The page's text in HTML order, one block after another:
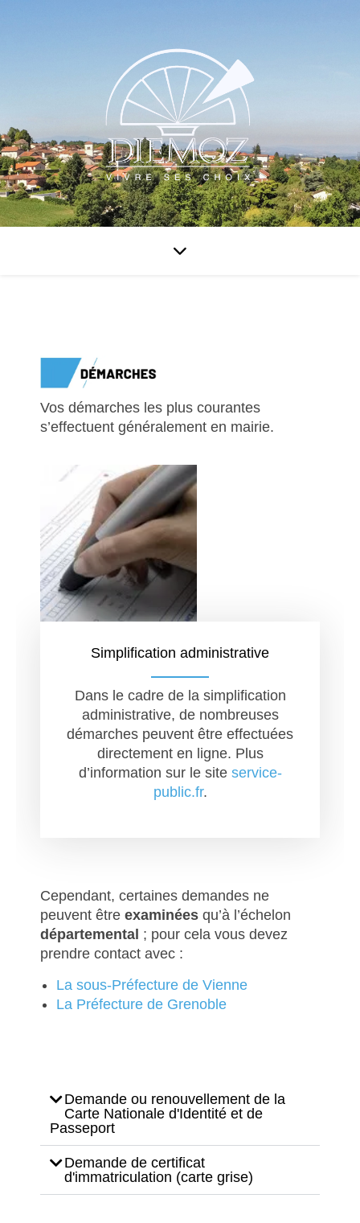
Vos démarches les plus courantes
s’effectuent généralement en mairie.
Simplification administrative
Dans le cadre de la simplification
administrative, de nombreuses
démarches peuvent être effectuées
directement en ligne. Plus
d’information sur le site service-
public.fr.
Cependant, certaines demandes ne
peuvent être examinées qu’à l’échelon
départemental ; pour cela vous devez
prendre contact avec :
La sous-Préfecture de Vienne
La Préfecture de Grenoble
Demande ou renouvellement de la
Carte Nationale d'Identité et de
Passeport
Demande de certificat
d'immatriculation (carte grise)